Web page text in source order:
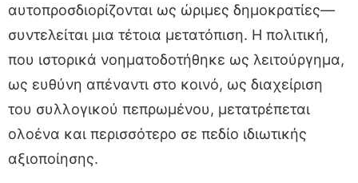
αυτοπροσδιορίζονται ως ώριμες δημοκρατίες—
συντελείται μια τέτοια μετατόπιση. Η πολιτική,
που ιστορικά νοηματοδοτήθηκε ως λειτούργημα,
ως ευθύνη απέναντι στο κοινό, ως διαχείριση
του συλλογικού πεπρωμένου, μετατρέπεται
ολοένα και περισσότερο σε πεδίο ιδιωτικής
αξιοποίησης.